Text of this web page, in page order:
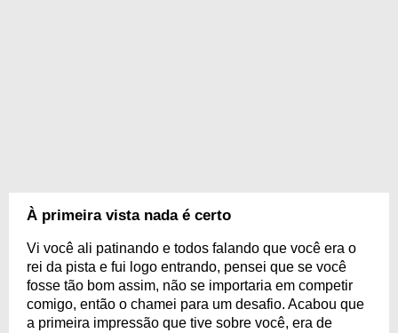
À primeira vista nada é certo
Vi você ali patinando e todos falando que você era o
rei da pista e fui logo entrando, pensei que se você
fosse tão bom assim, não se importaria em competir
comigo, então o chamei para um desafio. Acabou que
a primeira impressão que tive sobre você, era de